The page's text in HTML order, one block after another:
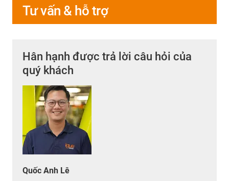
Tư vấn & hỗ trợ
Hân hạnh được trả lời câu hỏi của
quý khách
Quốc Anh Lê